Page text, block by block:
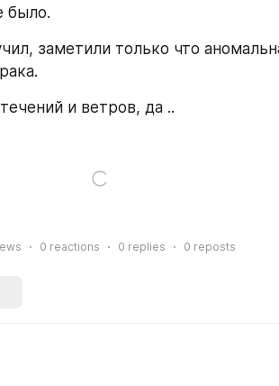
было.
заметили только что
и ветров, да ..
0 reactions 0 replies 0 reposts